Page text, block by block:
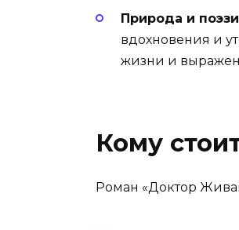
Природа и
вдохновения и
жизни и
Кому
Роман «Доктор